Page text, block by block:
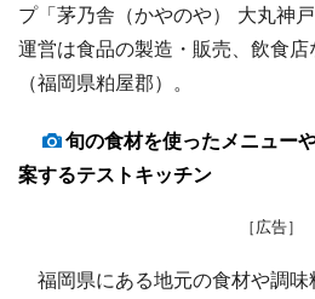
プ「茅乃舎（かやのや） 大丸神
運営は食品の製造・販売、飲食
（福岡県粕屋郡）。
旬の食材を使ったメニュー
案するテストキッチン
［広告］
福岡県にある地元の食材や調味